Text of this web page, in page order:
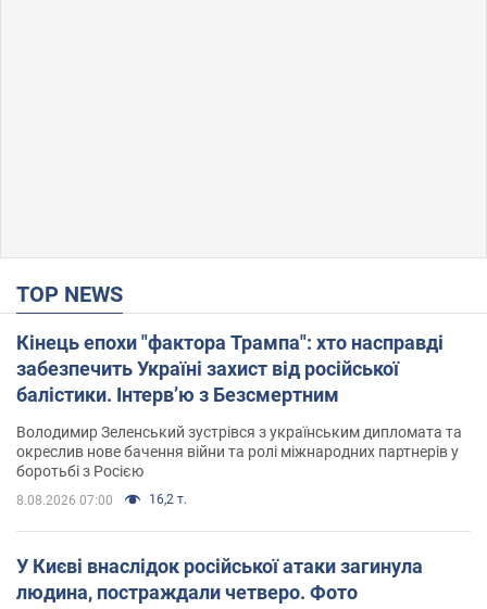
TOP NEWS
Кінець епохи "фактора Трампа": хто насправді
забезпечить Україні захист від російської
балістики. Інтерв’ю з Безсмертним
Володимир Зеленський зустрівся з українським дипломата та
окреслив нове бачення війни та ролі міжнародних партнерів у
боротьбі з Росією
8.08.2026 07:00 16,2 т.
У Києві внаслідок російської атаки загинула
людина, постраждали четверо. Фото